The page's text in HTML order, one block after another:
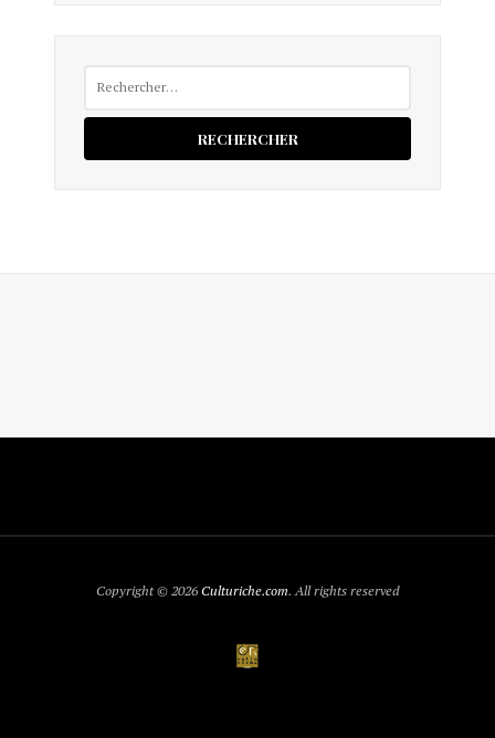
Copyright © 2026Culturiche.com. All rights reserved